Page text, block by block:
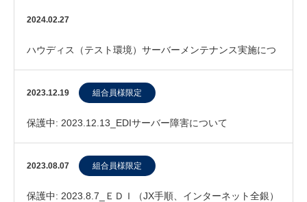
連絡
2024.02.27
ハウディス（テスト環境）サーバーメンテナンス実施につ
いて
2023.12.19 組合員様限定
保護中: 2023.12.13_EDIサーバー障害について
2023.08.07 組合員様限定
保護中: 2023.8.7_ＥＤＩ（JX手順、インターネット全銀）